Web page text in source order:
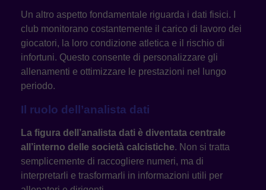
Un altro aspetto fondamentale riguarda i dati fisici. I
club monitorano costantemente il carico di lavoro dei
giocatori, la loro condizione atletica e il rischio di
infortuni. Questo consente di personalizzare gli
allenamenti e ottimizzare le prestazioni nel lungo
periodo.
Il ruolo dell’analista dati
La figura dell’analista dati è diventata centrale
all’interno delle società calcistiche. Non si tratta
semplicemente di raccogliere numeri, ma di
interpretarli e trasformarli in informazioni utili per